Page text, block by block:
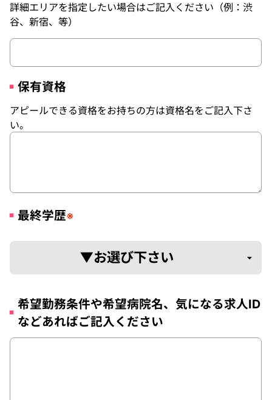
詳細エリアを指定したい場合はご記入ください（例：渋
谷、新宿、等）
保有資格
アピールできる資格をお持ちの方は資格名をご記入下さ
い。
最終学歴※
希望勤務条件や希望病院名、気になる求人ID
などあればご記入ください